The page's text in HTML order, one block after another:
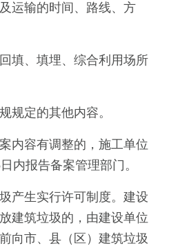
运输的时间、路线、方
填、填埋、综合利用场所
规定的其他内容。
内容有调整的，施工单位
内报告备案管理部门。
产生实行许可制度。建设
建筑垃圾的，由建设单位
向市、县（区）建筑垃圾